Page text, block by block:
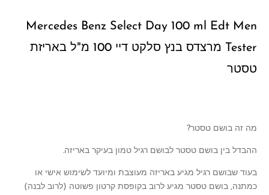
Mercedes Benz Select Day 100 ml Edt Men
Tester מרצדס בנץ סלקט דיי 100 מ"ל באריזת
טסטר
מה זה בושם טסטר?
ההבדל בין בושם טסטר לבושם רגיל טמון בעיקר באריזה.
בעוד שבושם רגיל מגיע באריזה מעוצבת ומיועד לשימוש אישי או
כמתנה, בושם טסטר מגיע לרוב בקופסת קרטון פשוטה (לרוב לבנה)